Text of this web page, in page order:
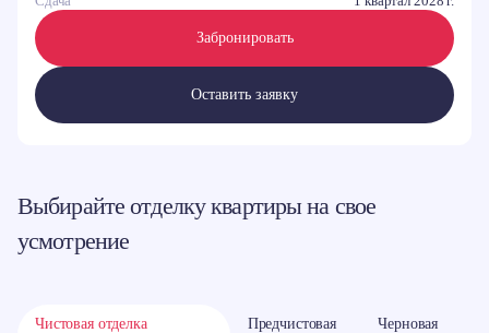
Забронировать
Оставить заявку
Выбирайте отделку квартиры на свое
усмотрение
Чистовая отделка
Предчистовая
Черновая